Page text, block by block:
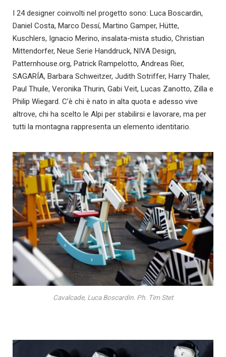
I 24 designer coinvolti nel progetto sono: Luca Boscardin,
Daniel Costa, Marco Dessí, Martino Gamper, Hütte,
Kuschlers, Ignacio Merino, insalata-mista studio, Christian
Mittendorfer, Neue Serie Handdruck, NIVA Design,
Patternhouse.org, Patrick Rampelotto, Andreas Rier,
SAGARÍA, Barbara Schweitzer, Judith Sotriffer, Harry Thaler,
Paul Thuile, Veronika Thurin, Gabi Veit, Lucas Zanotto, Zilla e
Philip Wiegard. C’è chi è nato in alta quota e adesso vive
altrove, chi ha scelto le Alpi per stabilirsi e lavorare, ma per
tutti la montagna rappresenta un elemento identitario.
Cavalcade, Luca Boscardin. Ph. Tim Stet